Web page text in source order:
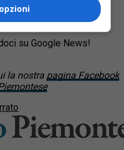
su Google News!
la nostra pagina Facebook